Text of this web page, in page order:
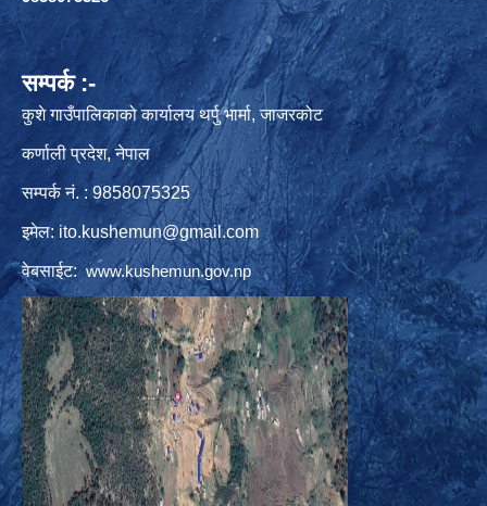
सम्पर्क :-
कुशे गाउँपालिकाको कार्यालय थर्पु भार्मा, जाजरकोट
कर्णाली प्रदेश, नेपाल
सम्पर्क नं. : 9858075325
इमेल: ito.kushemun@gmail.com
वेबसाईट:www.kushemun.gov.np